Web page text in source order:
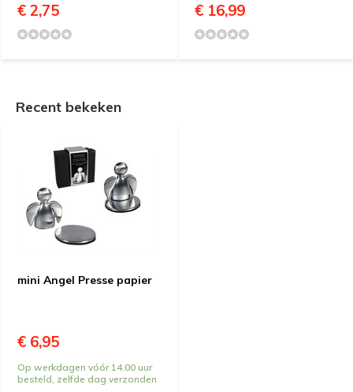
€ 2,75 € 16,99
Recent bekeken
mini Angel Presse papier
€ 6,95
Op werkdagen vóór 14.00 uur
besteld, zelfde dag verzonden